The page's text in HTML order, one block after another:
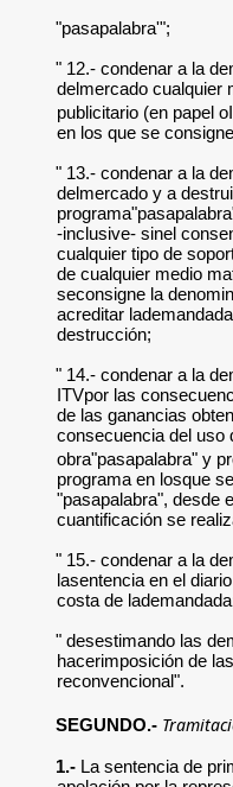
"pasapalabra'";
" 12.- condenar a la
delmercado cualquier
publicitario (en papel
en los que se
" 13.- condenar a la
delmercado y a
-inclusive- sinel
cualquier tipo de
de cualquier medio
seconsigne la
acreditar
destrucción;
" 14.- condenar a la
ITVpor las
de las ganancias
consecuencia del uso
obra"pasapalabra" y
programa en losque
"pasapalabra", desde
cuantificación se
" 15.- condenar a la
lasentencia en el
costa de
" desestimando las
hacerimposición de
reconvencional".
SEGUNDO.-
1.- La sentencia de